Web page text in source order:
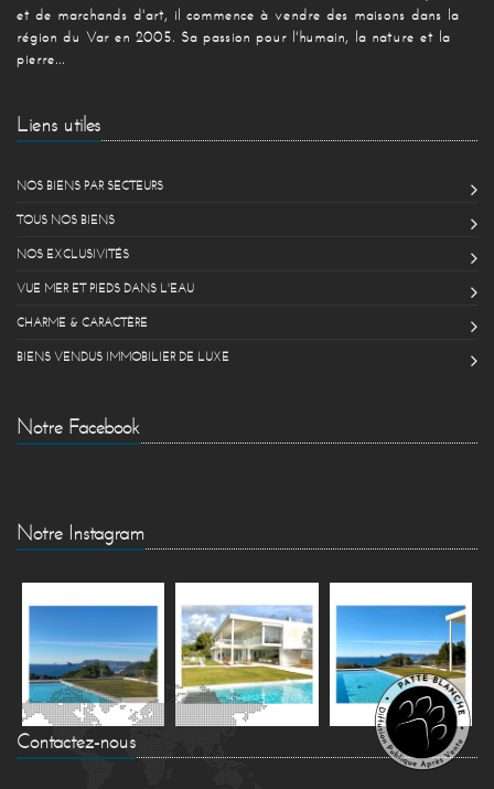
et de marchands d'art, il commence à vendre des maisons dans la
région du Var en 2005. Sa passion pour l'humain, la nature et la
pierre...
Liens utiles
NOS BIENS PAR SECTEURS
TOUS NOS BIENS
NOS EXCLUSIVITÉS
VUE MER ET PIEDS DANS L'EAU
CHARME & CARACTÈRE
BIENS VENDUS IMMOBILIER DE LUXE
Notre Facebook
Notre Instagram
Contactez-nous